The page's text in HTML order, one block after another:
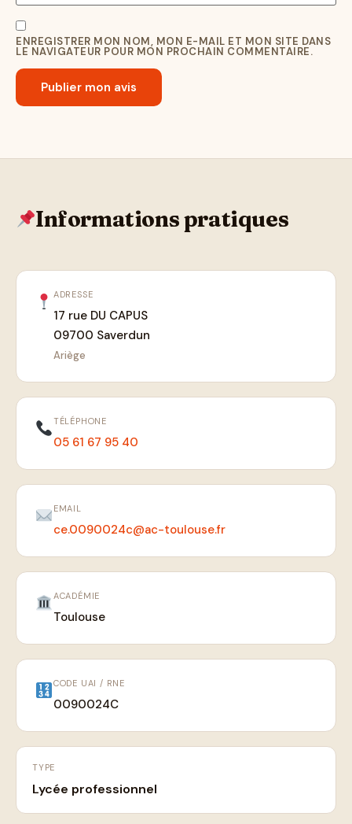
ENREGISTRER MON NOM, MON E-MAIL ET MON SITE DANS
LE NAVIGATEUR POUR MON PROCHAIN COMMENTAIRE.
Informations pratiques
ADRESSE
17 rue DU CAPUS
09700 Saverdun
Ariège
TÉLÉPHONE
05 61 67 95 40
EMAIL
ce.0090024c@ac-toulouse.fr
ACADÉMIE
Toulouse
CODE UAI / RNE
0090024C
TYPE
Lycée professionnel